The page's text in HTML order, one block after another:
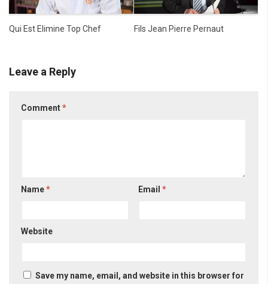
Qui Est Elimine Top Chef Fils Jean Pierre Pernaut
Leave a Reply
Comment*
Name* Email*
Website
Save my name, email, and website in this browser for